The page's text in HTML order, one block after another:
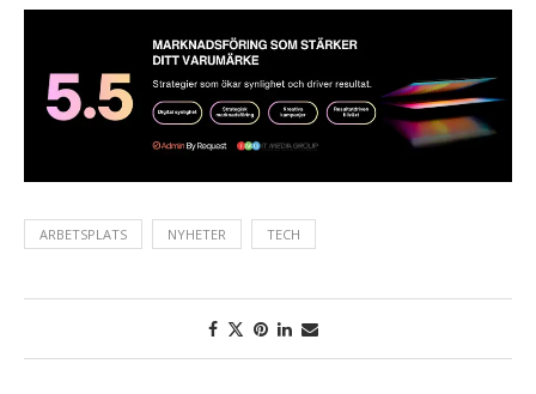
ARBETSPLATS NYHETER TECH